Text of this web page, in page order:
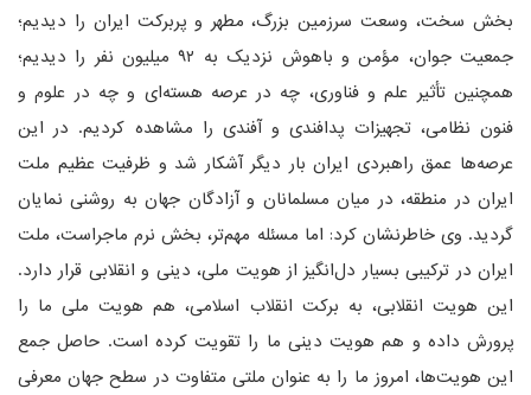
بخش سخت، وسعت سرزمین بزرگ، مطهر و پربرکت ایران را دیدیم؛
جمعیت جوان، مؤمن و باهوش نزدیک به ۹۲ میلیون نفر را دیدیم؛
همچنین تأثیر علم و فناوری، چه در عرصه هسته‌ای و چه در علوم و
فنون نظامی، تجهیزات پدافندی و آفندی را مشاهده کردیم. در این
عرصه‌ها عمق راهبردی ایران بار دیگر آشکار شد و ظرفیت عظیم ملت
ایران در منطقه، در میان مسلمانان و آزادگان جهان به روشنی نمایان
گردید. وی خاطرنشان کرد: اما مسئله مهم‌تر، بخش نرم ماجراست، ملت
ایران در ترکیبی بسیار دل‌انگیز از هویت ملی، دینی و انقلابی قرار دارد.
این هویت انقلابی، به برکت انقلاب اسلامی، هم هویت ملی ما را
پرورش داده و هم هویت دینی ما را تقویت کرده است. حاصل جمع
این هویت‌ها، امروز ما را به عنوان ملتی متفاوت در سطح جهان معرفی